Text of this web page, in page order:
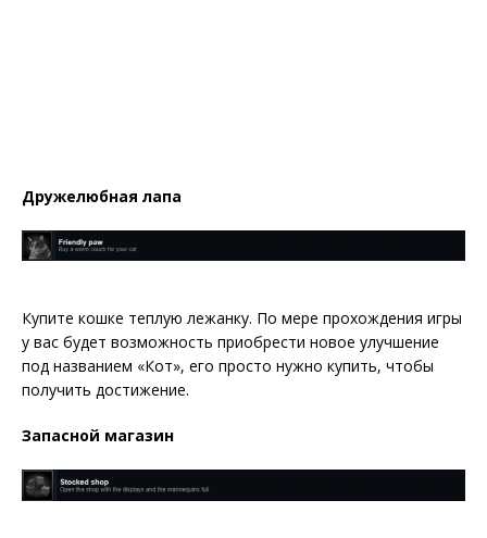
Дружелюбная лапа
Купите кошке теплую лежанку. По мере прохождения игры
у вас будет возможность приобрести новое улучшение
под названием «Кот», его просто нужно купить, чтобы
получить достижение.
Запасной магазин